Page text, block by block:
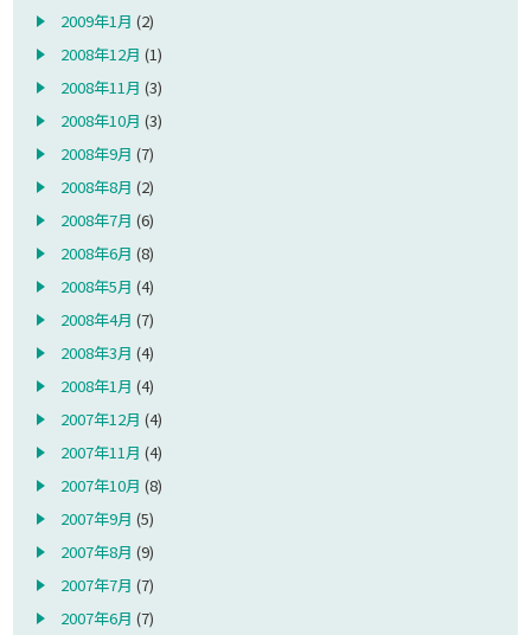
2009年1月 (2)
2008年12月 (1)
2008年11月 (3)
2008年10月 (3)
2008年9月 (7)
2008年8月 (2)
2008年7月 (6)
2008年6月 (8)
2008年5月 (4)
2008年4月 (7)
2008年3月 (4)
2008年1月 (4)
2007年12月 (4)
2007年11月 (4)
2007年10月 (8)
2007年9月 (5)
2007年8月 (9)
2007年7月 (7)
2007年6月 (7)